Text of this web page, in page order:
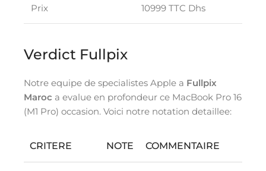
Prix 10999 TTC Dhs
Verdict Fullpix
Notre equipe de specialistes Apple a Fullpix
Maroc a evalue en profondeur ce MacBook Pro 16
(M1 Pro) occasion. Voici notre notation detaillee:
CRITERE NOTE COMMENTAIRE